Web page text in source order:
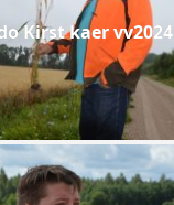
Kirst kaer vv2024